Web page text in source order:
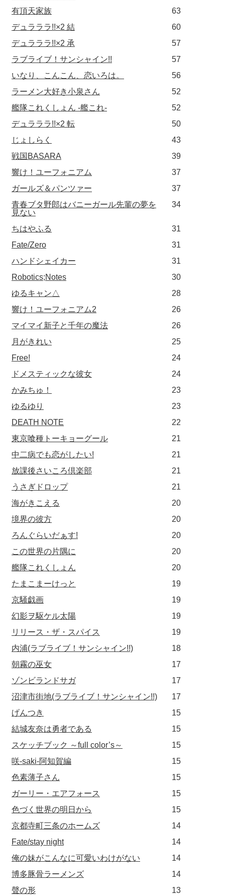
有頂天家族
63
デュラララ!!×2 結
60
デュラララ!!×2 承
57
ラブライブ！サンシャイン!!
57
いなり、こんこん、恋いろは。
56
ラーメン大好き小泉さん
52
艦隊これくしょん -艦これ-
52
デュラララ!!×2 転
50
じょしらく
43
戦国BASARA
39
響け！ユーフォニアム
37
ガールズ＆パンツァー
37
青春ブタ野郎はバニーガール先輩の夢を
見ない
34
ちはやふる
31
Fate/Zero
31
ハンドシェイカー
31
Robotics;Notes
30
ゆるキャン△
28
響け！ユーフォニアム2
26
マイマイ新子と千年の魔法
26
月がきれい
25
Free!
24
ドメスティックな彼女
24
かみちゅ！
23
ゆるゆり
23
DEATH NOTE
22
東京喰種トーキョーグール
21
中二病でも恋がしたい!
21
放課後さいころ倶楽部
21
うさぎドロップ
21
海がきこえる
20
境界の彼方
20
ろんぐらいだぁす!
20
この世界の片隅に
20
艦隊これくしょん
20
たまこまーけっと
19
京騒戯画
19
幻影ヲ駆ケル太陽
19
リリース・ザ・スパイス
19
内浦(ラブライブ！サンシャイン!!)
18
朝霧の巫女
17
ゾンビランドサガ
17
沼津市街地(ラブライブ！サンシャイン!!)
17
げんつき
15
結城友奈は勇者である
15
スケッチブック ～full color’s～
15
咲-saki-阿知賀編
15
色素薄子さん
15
ガーリー・エアフォース
15
色づく世界の明日から
15
京都寺町三条のホームズ
14
Fate/stay night
14
俺の妹がこんなに可愛いわけがない
14
博多豚骨ラーメンズ
14
聲の形
13